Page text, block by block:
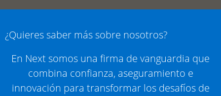
¿Quieres saber más sobre nosotros?
En Next somos una firma de vanguardia que
combina confianza, aseguramiento e
innovación para transformar los desafíos de